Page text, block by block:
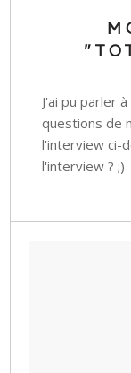
J'ai pu parler
questions de
l'interview ci-
l'interview ? ;)